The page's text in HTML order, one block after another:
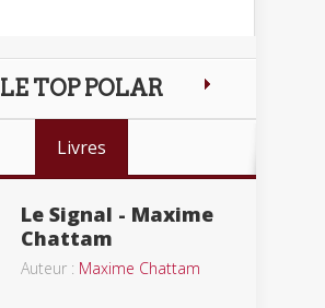
LE TOP POLAR
Livres
Le Signal - Maxime
Chattam
Auteur : Maxime Chattam